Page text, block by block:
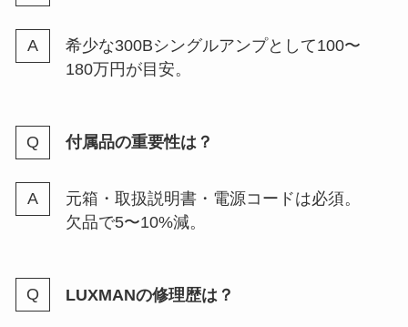
希少な300Bシングルアンプとして100〜
180万円が目安。
付属品の重要性は？
元箱・取扱説明書・電源コードは必須。
欠品で5〜10%減。
LUXMANの修理歴は？